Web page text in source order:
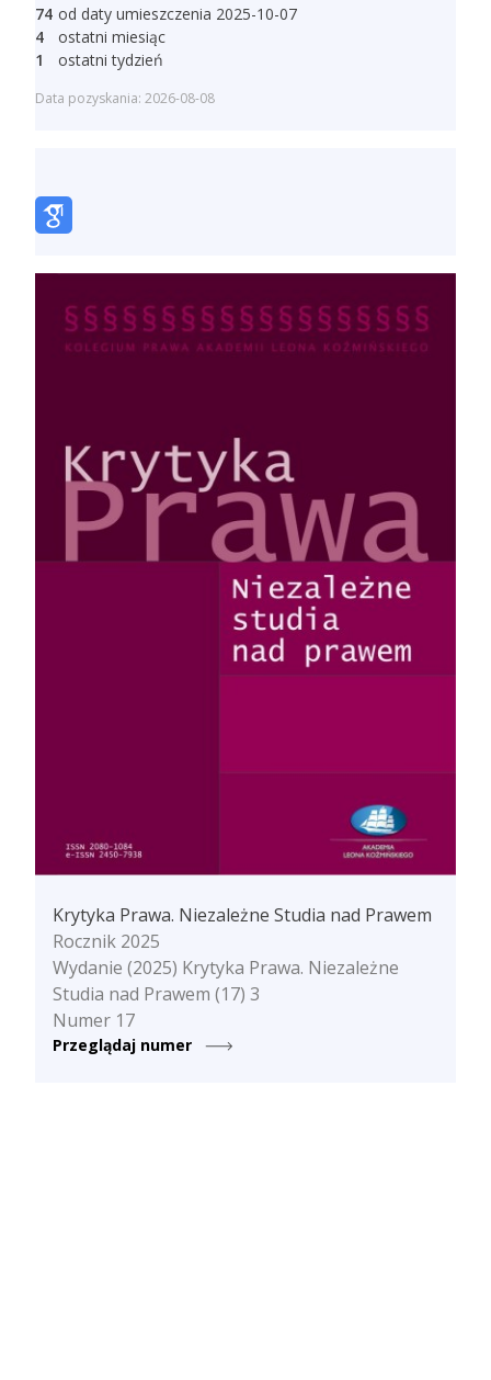
Krytyka Prawa. Niezależne Studia nad Prawem
Rocznik 2025
Wydanie (2025) Krytyka Prawa. Niezależne
Studia nad Prawem (17) 3
Numer 17
Przeglądaj numer
74 od daty umieszczenia 2025-10-07
4
ostatni miesiąc
1
ostatni tydzień
Data pozyskania: 2026-08-08